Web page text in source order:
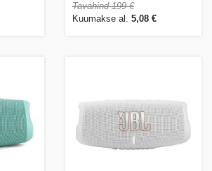
Tavahind 199 €
Kuumakse al. 5,08 €